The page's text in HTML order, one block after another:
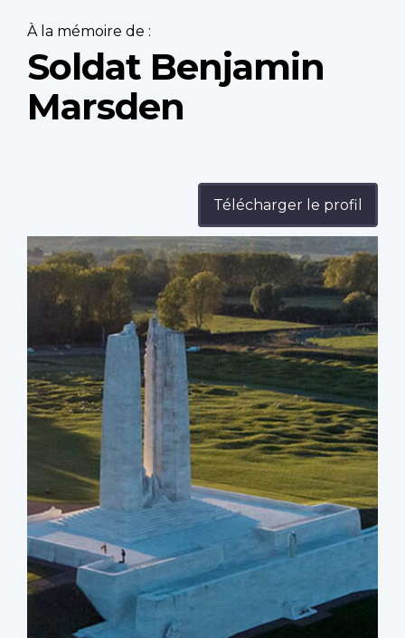
À la mémoire de :
Soldat Benjamin
Marsden
Télécharger le profil
Profile
image